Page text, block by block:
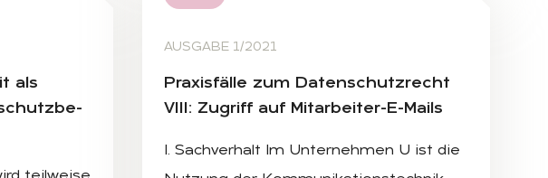
als
AUSGABE 1/2021
Pra­xis­fäl­le zum Da­ten­schutz­recht
VIII: Zu­griff auf Mit­ar­bei­ter-E-Mails
I. Sachverhalt Im Unternehmen U ist die